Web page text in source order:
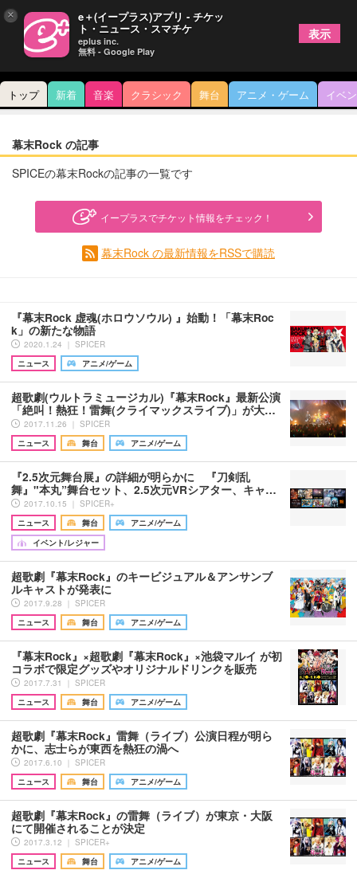
トップ 新着 音楽 クラシック 舞台 アニメ・ゲーム イベ
幕末Rock の記事
SPICEの幕末Rockの記事の一覧です
イープラスでチケット情報をチェック！
幕末Rock の最新情報をRSSで購読
『幕末Rock 虚魂(ホロウソウル) 』始動！「幕末Roc
k」の新たな物語
2020.1.24 ｜ SPICER
ニュース
アニメ/ゲーム
超歌劇(ウルトラミュージカル)『幕末Rock』最新公演
「絶叫！熱狂！雷舞(クライマックスライブ)」が大…
2017.11.26 ｜ SPICER
ニュース
舞台 アニメ/ゲーム
『2.5次元舞台展』の詳細が明らかに 『刀剣乱
舞』"本丸”舞台セット、2.5次元VRシアター、キャ…
2017.10.15 ｜ SPICER+
ニュース
舞台
アニメ/ゲーム
イベント/レジャー
超歌劇『幕末Rock』のキービジュアル＆アンサンブ
ルキャストが発表に
2017.9.28 ｜ SPICER
ニュース
舞台 アニメ/ゲーム
『幕末Rock』×超歌劇『幕末Rock』×池袋マルイ が初
コラボで限定グッズやオリジナルドリンクを販売
2017.7.31 ｜ SPICER
ニュース
舞台 アニメ/ゲーム
超歌劇『幕末Rock』雷舞（ライブ）公演日程が明ら
かに、志士らが東西を熱狂の渦へ
2017.6.10 ｜ SPICER
ニュース
舞台 アニメ/ゲーム
超歌劇『幕末Rock』の雷舞（ライブ）が東京・大阪
にて開催されることが決定
2017.3.12 ｜ SPICER+
ニュース
舞台 アニメ/ゲーム
× e＋(イープラス)アプリ - チケッ
ト・ニュース・スマチケ
eplus inc.
無料 - Google Play
表示